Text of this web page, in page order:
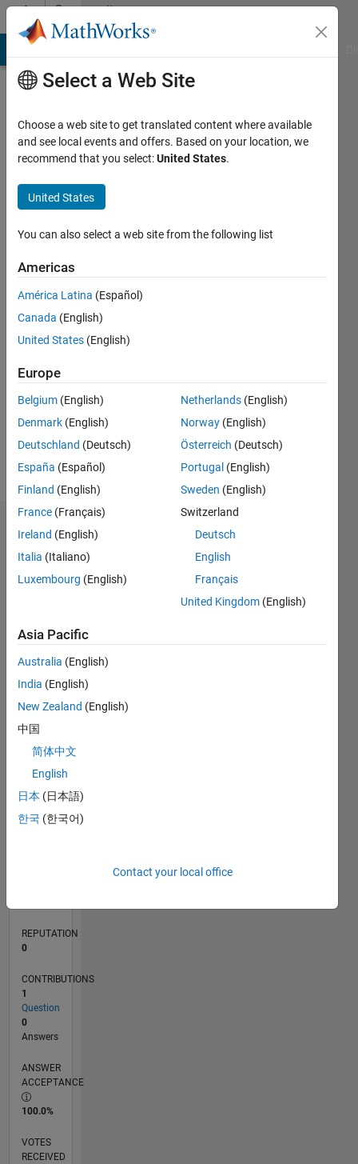
Skip to contentCommunity
Profile
哉
Last
months
ago
Active
since
Following:
Dashboard
Statistics
CONTRIBUTIONS L
-2
-1
1
2
3
TIMELINE
REPUTATION
0
CONTRIBUTIONS
1
Question
0
Answers
ANSWER
ACCEPTANCE
100.0%
VOTES
RECEIVED
Select a Web Site
Choose a web site to get translated content where available
and see local events and offers. Based on your location, we
recommend that you select:United States.
United States
You can also select a web site from the following list
Americas
América Latina (Español)
Canada (English)
United States (English)
Europe
Belgium (English)
Denmark (English)
Deutschland (Deutsch)
España (Español)
Finland (English)
France (Français)
Ireland (English)
Italia (Italiano)
Luxembourg (English)
Netherlands (English)
Norway (English)
Österreich (Deutsch)
Portugal (English)
Sweden (English)
Switzerland
Deutsch
English
Français
United Kingdom (English)
Asia Pacific
Australia (English)
India (English)
New Zealand (English)
中国
简体中文
English
日本 (日本語)
한국 (한국어)
Contact your local office